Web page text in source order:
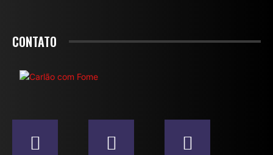
CONTATO